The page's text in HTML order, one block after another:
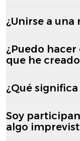
¿Unirse a una
¿Puedo
que he
¿Qué
Soy
algo